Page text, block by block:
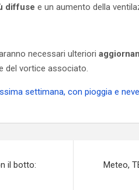
diffuse e un aumento della
necessari ulteriori
del vortice associato.
settimana, con pioggia e neve
il botto:
Meteo,